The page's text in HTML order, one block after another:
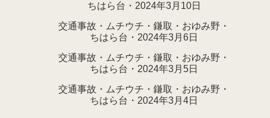
ちはら台・2024年3月10日
交通事故・ムチウチ・鎌取・おゆみ野・
ちはら台・2024年3月6日
交通事故・ムチウチ・鎌取・おゆみ野・
ちはら台・2024年3月5日
交通事故・ムチウチ・鎌取・おゆみ野・
ちはら台・2024年3月4日